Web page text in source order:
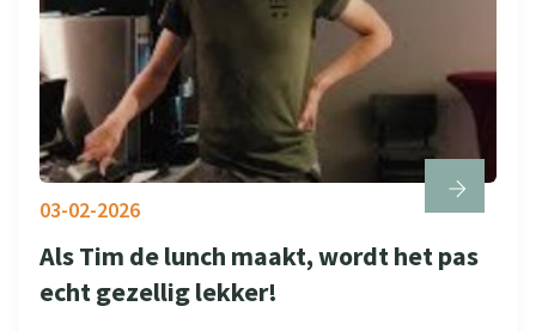
Als Tim de lunch maakt, wordt het pas
echt gezellig lekker!
03-02-2026